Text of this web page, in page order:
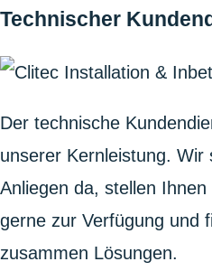
Technischer
Der technische
unserer Kernleistung.
Anliegen da, stellen
gerne zur Verfügung und
zusammen Lösungen.